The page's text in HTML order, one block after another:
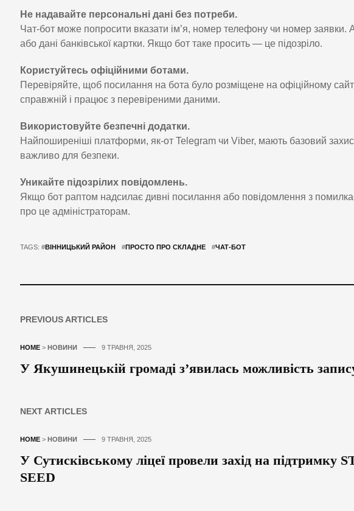
Не надавайте персональні дані без потреби.
Чат-бот може попросити вказати ім’я, номер телефону чи номер заявки.
або дані банківської картки. Якщо бот таке просить — це підозріло.
Користуйтесь офіційними ботами.
Перевіряйте, щоб посилання на бота було розміщене на офіційному
справжній і працює з перевіреними даними.
Використовуйте безпечні додатки.
Найпоширеніші платформи, як-от Telegram чи Viber, мають базовий
важливо для безпеки.
Уникайте підозрілих повідомлень.
Якщо бот раптом надсилає дивні посилання або повідомлення з
про це адміністраторам.
TAGS: #ВІННИЦЬКИЙ РАЙОН #ПРОСТО ПРО СКЛАДНЕ #ЧАТ-БОТ
PREVIOUS ARTICLES
HOME> НОВИНИ 9 ТРАВНЯ, 2025
У Якушинецькій громаді з’явилась можливість
NEXT ARTICLES
HOME> НОВИНИ 9 ТРАВНЯ, 2025
У Сутисківському ліцеї провели захід на підтримку
SEED